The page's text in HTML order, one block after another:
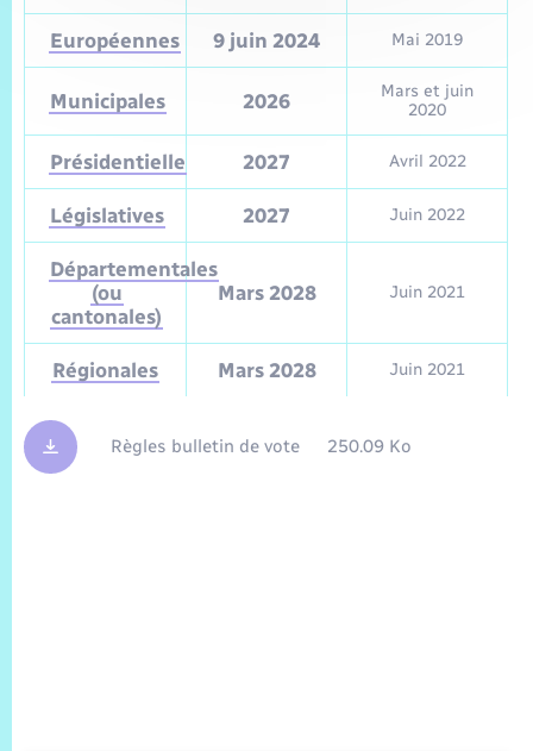
Européennes 9 juin 2024 Mai 2019
Municipales 2026
Mars et juin
2020
Présidentielle 2027 Avril 2022
Législatives 2027 Juin 2022
Départementales
(ou
cantonales)
Mars 2028 Juin 2021
Régionales Mars 2028 Juin 2021
Règles bulletin de vote 250.09 Ko